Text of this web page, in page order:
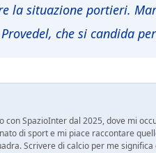
la situazione portieri.
che si candida
con SpazioInter dal 2025, dove mi
di sport e mi piace raccontare
Scrivere di calcio per me